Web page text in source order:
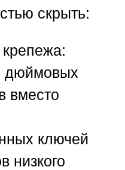
скрыть:
дюймовых
вместо
ключей
низкого